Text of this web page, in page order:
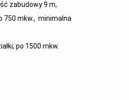
zabudowy 9 m,
750 mkw., minimalna
po 1500 mkw.